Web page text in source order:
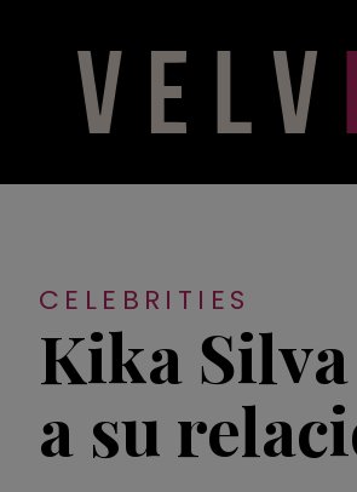
CELEBRITIES
Kika
a su